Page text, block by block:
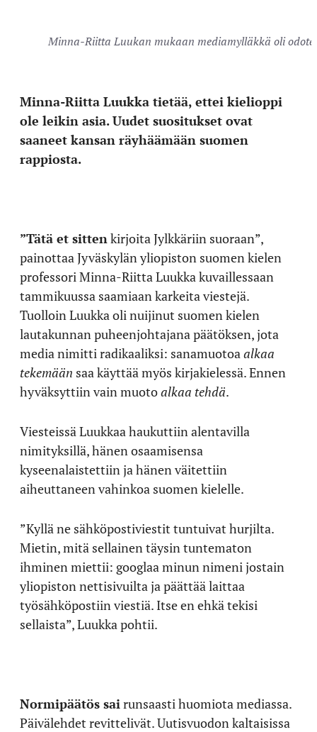
Minna-Riitta Luukan mukaan mediamylläkkä oli
Minna-Riitta Luukka tietää, ettei kielioppi
ole leikin asia. Uudet suositukset ovat
saaneet kansan räyhäämään suomen
rappiosta.
”Tätä et sitten kirjoita Jylkkäriin suoraan”,
painottaa Jyväskylän yliopiston suomen kielen
professori Minna-Riitta Luukka kuvaillessaan
tammikuussa saamiaan karkeita viestejä.
Tuolloin Luukka oli nuijinut suomen kielen
lautakunnan puheenjohtajana päätöksen, jota
media nimitti radikaaliksi: sanamuotoa alkaa
tekemään saa käyttää myös kirjakielessä. Ennen
hyväksyttiin vain muotoalkaa tehdä.
Viesteissä Luukkaa haukuttiin alentavilla
nimityksillä, hänen osaamisensa
kyseenalaistettiin ja hänen väitettiin
aiheuttaneen vahinkoa suomen kielelle.
”Kyllä ne sähköpostiviestit tuntuivat hurjilta.
Mietin, mitä sellainen täysin tuntematon
ihminen miettii: googlaa minun nimeni jostain
yliopiston nettisivuilta ja päättää laittaa
työsähköpostiin viestiä. Itse en ehkä tekisi
sellaista”, Luukka pohtii.
Normipäätös sai runsaasti huomiota mediassa.
Päivälehdet revittelivät. Uutisvuodon kaltaisissa